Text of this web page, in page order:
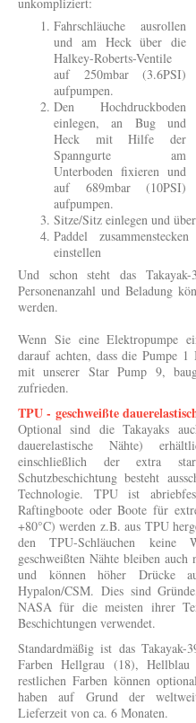
Fahrschläuche ausrollen
und am Heck über die
Halkey-Roberts-Ventile
auf 250mbar (3.6PSI)
aufpumpen.
Den Hochdruckboden
einlegen, an Bug und
Heck mit Hilfe der
Spanngurte am
Unterboden fixieren und
auf 689mbar (10PSI)
aufpumpen.
Sitze/Sitz einlegen und
Paddel
einstellen
Und schon steht das
Personenanzahl und Beladung
werden.
Wenn Sie eine Elektropumpe
darauf achten, dass die Pumpe
mit unserer Star Pump 9,
zufrieden.
TPU - geschweißte
Optional sind die Takayaks
dauerelastische Nähte)
einschließlich der extra
Schutzbeschichtung besteht
Technologie. TPU ist
Raftingboote oder Boote für
+80°C) werden z.B. aus TPU
den TPU-Schläuchen keine
geschweißten Nähte bleiben auch
und können höher Drücke
Hypalon/CSM.Dies sind
NASA für die meisten ihrer
Beschichtungen verwendet.
Standardmäßig ist das
Farben Hellgrau (18),
restlichen Farben können
haben auf Grund der
Lieferzeit von ca. 6 Monaten.